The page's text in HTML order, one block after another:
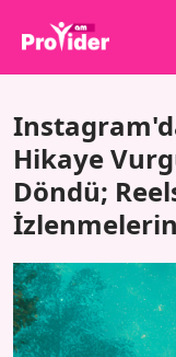
Hakkımızda
Giriş Yap
Kayıt Ol
Hizmetler
API
Şartlar
Hikaye
Döndü;